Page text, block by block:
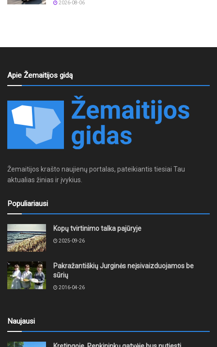
2026-08-06
Apie Žemaitijos gidą
Žemaitijos krašto naujienų portalas, pateikiantis tiesiai Tau
aktualias žinias ir įvykius.
Populiariausi
Kopų tvirtinimo talka pajūryje
2025-09-26
Pakražantiškių Jurginės neįsivaizduojamos be
sūrių
2016-04-26
Naujausi